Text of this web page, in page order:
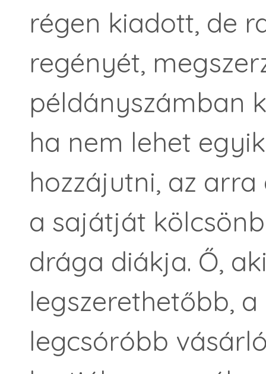
régen kiadott, de
regényét,
példányszámban
ha nem lehet
hozzájutni, az
a sajátját
drága diákja. Ő,
legszerethetőbb,
legcsóróbb